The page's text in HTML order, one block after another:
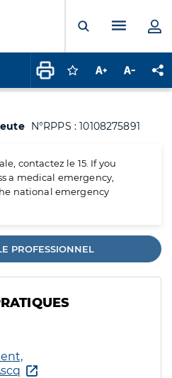
Ouvrir laMenu
Connectez-vous
Augmenter la
N°RPPS : 10108275891
contactez le 15. If you
a medical emergency,
national emergency
PROFESSIONNEL